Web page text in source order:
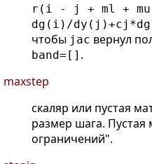
r(i - j + ml +
dg(i)/
чтобы jac вернул
band=[] .
maxstep
скаляр или пустая
размер шага. Пустая
ограничений".